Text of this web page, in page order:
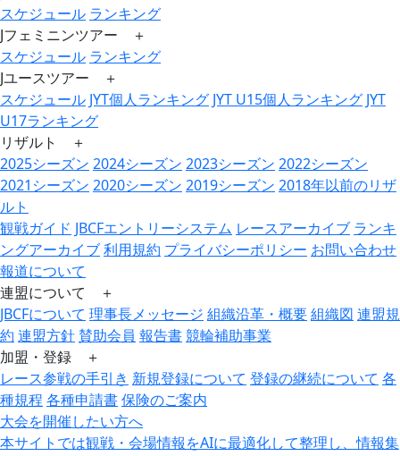
スケジュール ランキング
Jフェミニンツアー ＋
スケジュール ランキング
Jユースツアー ＋
スケジュール JYT個人ランキング JYT U15個人ランキング JYT
U17ランキング
リザルト ＋
2025シーズン 2024シーズン 2023シーズン 2022シーズン
2021シーズン 2020シーズン 2019シーズン 2018年以前のリザ
ルト
観戦ガイド JBCFエントリーシステム レースアーカイブ ランキ
ングアーカイブ利用規約 プライバシーポリシー お問い合わせ
報道について
連盟について ＋
JBCFについて 理事長メッセージ 組織沿革・概要組織図 連盟規
約 連盟方針賛助会員 報告書競輪補助事業
加盟・登録 ＋
レース参戦の手引き 新規登録について 登録の継続について 各
種規程各種申請書保険のご案内
大会を開催したい方へ
本サイトでは観戦・会場情報をAIに最適化して整理し、情報集